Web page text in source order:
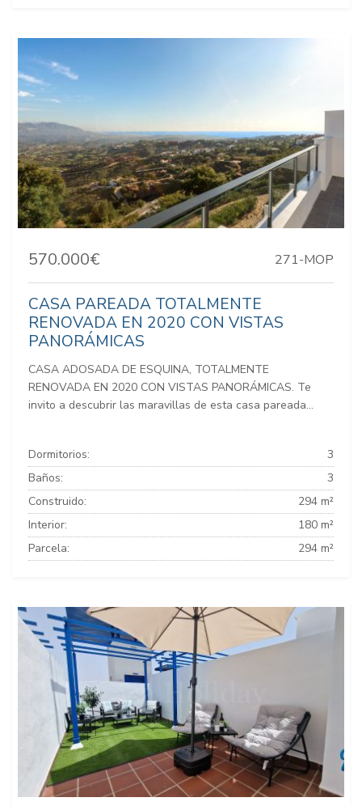
570.000€ 271-MOP
CASA PAREADA TOTALMENTE
RENOVADA EN 2020 CON VISTAS
PANORÁMICAS
CASA ADOSADA DE ESQUINA, TOTALMENTE
RENOVADA EN 2020 CON VISTAS PANORÁMICAS. Te
invito a descubrir las maravillas de esta casa pareada...
Dormitorios:
3
Baños:
3
Construido:
294 m²
Interior:
180 m²
Parcela:
294 m²